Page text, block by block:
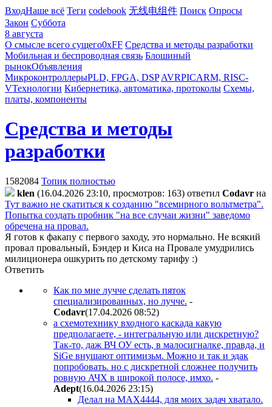
ВходНаше всё Теги codebook 无线电组件 Поиск Опросы
Закон Суббота
8 августа
О смысле всего сущего0xFF Средства и методы разработки
Мобильная и беспроводная связь Блошиный
рынокОбъявления
МикроконтроллерыPLD, FPGA, DSP AVRPICARM, RISC-
VТехнологии Кибернетика, автоматика, протоколы Схемы,
платы, компоненты
Средства и методы
разработки
1582084 Топик полностью
klen (16.04.2026 23:10, просмотров: 163) ответил Codavr на
Тут важно не скатиться к созданию "всемирного вольтметра".
Попытка создать пробник "на все случаи жизни" заведомо
обречена на провал.
Я готов к факапу с первого заходу, это нормально. Не всякий
провал провальный, Бэндер и Киса на Провале умудрились
милиционера ошкурить по детскому тарифу :)
Ответить
Как по мне лучче сделать пяток
специализированных, но лучче. -
Codavr(17.04.2026 08:52)
а схемотехнику входного каскада какую
предполагаете, - интегральную или дискретную?
Так-то, даж ВЧ ОУ есть, в малосигналке, правда, и
SiGe внушают оптимизьм. Можно и так и эдак
попробовать. но с дискретной сложнее получить
ровную АЧХ в широкой полосе, имхо. -
Adept(16.04.2026 23:15)
Делал на MAX4444, для моих задач хватало.